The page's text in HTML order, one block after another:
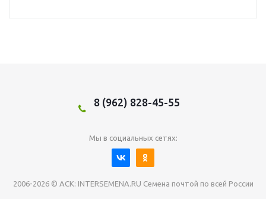
8 (962) 828-45-55
Мы в социальных сетях:
2006-2026 © АСК: INTERSEMENA.RU Семена почтой по всей России